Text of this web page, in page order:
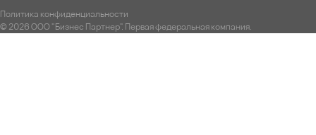
Политика конфиденциальности
© 2026 ООО "Бизнес Партнер". Первая федеральная компания.